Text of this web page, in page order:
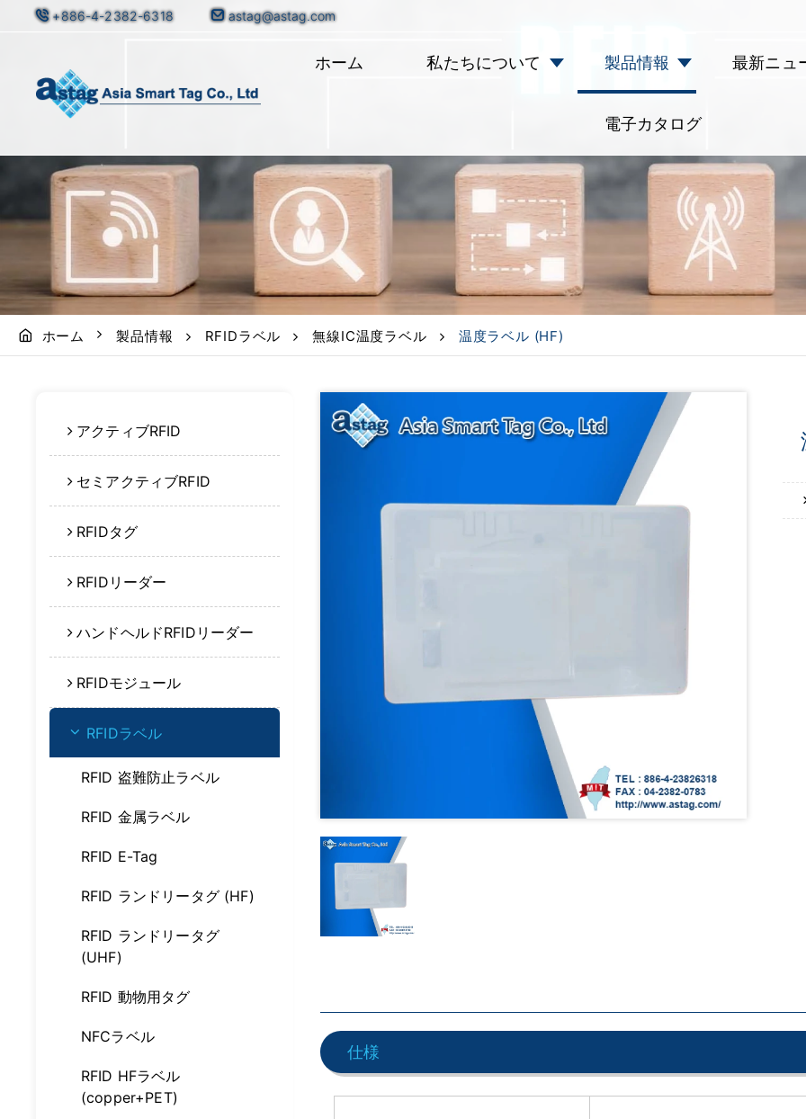
+886-4-2382-6318 astag@astag.com
ホーム 私たちについて 製品情報 最新ニュ
電子カタログ
ホーム 製品情報 RFIDラベル 無線IC温度ラベル 温度ラベル (HF)
アクティブRFID
セミアクティブRFID
RFIDタグ
RFIDリーダー
ハンドヘルドRFIDリーダー
RFIDモジュール
RFIDラベル
RFID 盗難防止ラベル
RFID 金属ラベル
RFID E-Tag
RFID ランドリータグ (HF)
RFID ランドリータグ
(UHF)
RFID 動物用タグ
NFCラベル
RFID HFラベル
(copper+PET)
仕様